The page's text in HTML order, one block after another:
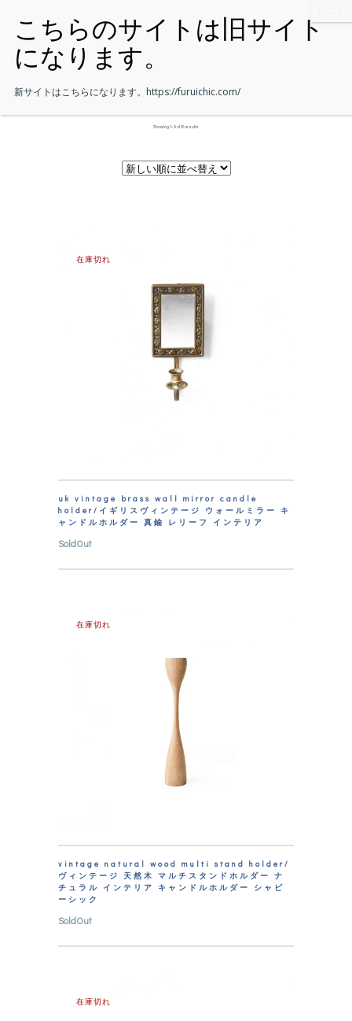
Showing 1–9 of 12 results
在庫切れ
uk vintage brass wall mirror candle
holder/イギリスヴィンテージ ウォールミラー キ
ャンドルホルダー 真鍮 レリーフ インテリア
SoldOut
在庫切れ
vintage natural wood multi stand holder/
ヴィンテージ 天然木 マルチスタンドホルダー ナ
チュラル インテリア キャンドルホルダー シャビ
ーシック
SoldOut
在庫切れ
新サイトはこちらになります。 https://furuichic.com/